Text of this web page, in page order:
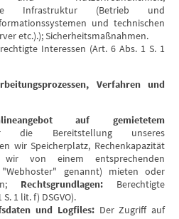
Infrastruktur (Betrieb und
und technischen
etc.).); Sicherheitsmaßnahmen.
Interessen (Art. 6 Abs. 1 S. 1
Verfahren und
auf gemietetem
die Bereitstellung unseres
wir Speicherplatz, Rechenkapazität
von einem entsprechenden
genannt) mieten oder
Rechtsgrundlagen: Berechtigte
1 lit. f) DSGVO).
und Logfiles: Der Zugriff auf